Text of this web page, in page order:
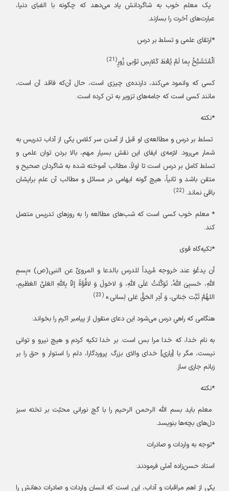
یک معلم خوب به شاگردانش یاد می‌دهد که چگونه با الفبای دنیا،
عبارت‌های آخرت را بسازند.
*ارتقای علمی و تسلط بر درس
اَلْمُتَشَبَّحُ بِما لَمْ یُعْطَ کَلابِسِ ثوْبی زُورٍ(21)
کسی که وانمود می‌کند، دارنده‌ی چیزی است، حال آن‌که فاقد آن است،
مانند کسی است که جامه‌های تزویر به تن کرده است.
*نکته
تسلط بر درس و مطالعه‌ی او قبل از آمدن سر کلاس یکی از آداب تدریس به
شمار می‌رود. لازمه‌ی ایفای این نقش بسیار مهم، بالا بردن توان علمی و
تسلط کامل بر درس است تا اولاً، مطالب آموخته شده به شاگردان صحیح و
متقن باشد و ثانیاً، هیچ گونه ابهامی در مسائل و مطالب آن علم برایشان
باقی نماند.(22)
* معلم خوب کسی است که شب‌های مطالعه را به روزهای تدریس متصل
کند.
*تکیه‌گاه قوی
أن یدعُوَ عند خروجه مُریداً للدرس بالدعا و المرویِّ عن النبی(ص)«بِسمِ
اللهِ، حَسبِیَ اللهُ، تَوَکَّلتُ عَلَی اللهِ، وَ لاحَولَ وَ لاقُوَّةً إلاّ بِاللهِ العَلیِّ العَظیمِ،
اللهُمَّ ثَبِّت جَنانی، وَ أدِر الحَقَّ عَلی لِسانی.» (23)
هنگامی که راهیِ درس می‌شود این دعای منقول از پیامبر اکرم را بخواند:
به نام خدا، که خدا مرا بس است. بر خدا تکیه کردم و هیچ نیرو و توانی
نیست، مگر با [یاریِ] خدای والای بزرگ. پروردگارا، دلم را استوار و حق را بر
زبانم جاری ساز.
*نکته
معلم باید بسم الله الرحمن الرحیم را با گچ نورانی محبّت بر تخته سبز
دل‌های بچه‌ها بنویسد.
*توجه به واردات و صادرات
استاد حسن‌زاده آملی فرمودند:
یکی از اهم مراقبات و آداب، این است که انسان واردات و صادرات دهانش را